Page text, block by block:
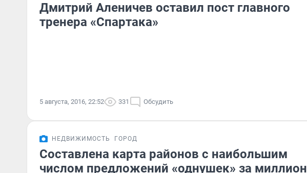
Дмитрий Аленичев оставил пост главного
тренера «Спартака»
5 августа, 2016, 22:52 331 Обсудить
НЕДВИЖИМОСТЬ ГОРОД
Составлена карта районов с наибольшим
числом предложений «однушек» за миллион